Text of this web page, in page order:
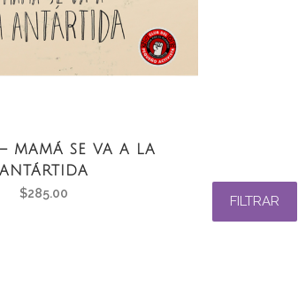
MAMÁ SE VA A LA
ANTÁRTIDA
$285.00 FILTRAR